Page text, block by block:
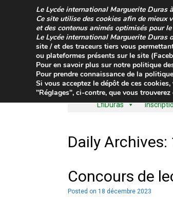
LfiDuras
Daily Archives:
Concours de
Posted on 18 décembre 2023
Le Lycée international Marguerite Duras
Ce site utilise des cookies afin de mieux
et des contenus animés optimisés pour
Le Lycée international Marguerite Duras
site / et des traceurs tiers vous
ou plateformes présents sur le site
Pour en savoir plus sur notre politique
Pour prendre connaissance de la
Si vous acceptez le dépôt de ces
"Réglages", ci-contre, que vous